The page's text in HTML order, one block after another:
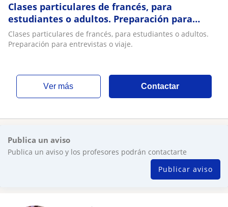
Clases particulares de francés, para
estudiantes o adultos. Preparación para
entrevistas o viaje
Clases particulares de francés, para estudiantes o adultos.
Preparación para entrevistas o viaje.
ver más Contactar
Publica un aviso
Publica un aviso y los profesores podrán contactarte
Publicar aviso